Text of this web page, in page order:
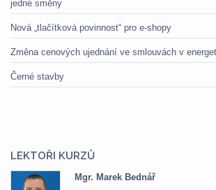
jedné směny
Nová „tlačítková povinnost“ pro e-shopy
Změna cenových ujednání ve smlouvách v
Černé stavby
LEKTOŘI KURZŮ
Mgr. Marek Bednář